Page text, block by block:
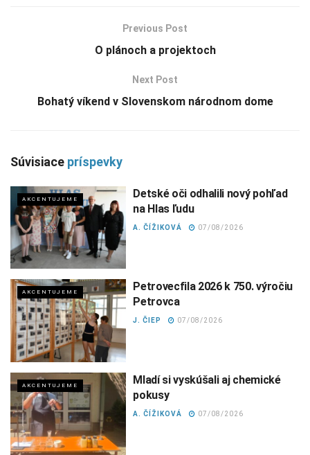
Previous Post
O plánoch a projektoch
Next Post
Bohatý víkend v Slovenskom národnom dome
Súvisiace príspevky
AKCENTUJEME
Detské oči odhalili nový pohľad
na Hlas ľudu
A. ČÍŽIKOVÁ 07/08/2026
AKCENTUJEME
Petrovecfila 2026 k 750. výročiu
Petrovca
J. ČIEP 07/08/2026
AKCENTUJEME
Mladí si vyskúšali aj chemické
pokusy
A. ČÍŽIKOVÁ 07/08/2026